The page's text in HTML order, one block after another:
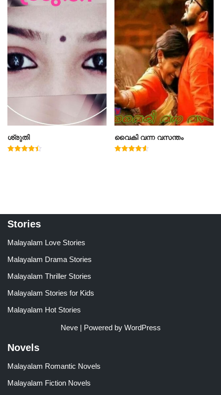
ശ്രുതി വൈകി വന്ന വസന്തം
Stories
Malayalam Love Stories
Malayalam Drama Stories
Malayalam Thriller Stories
Malayalam Stories for Kids
Malayalam Hot Stories
Neve| Powered by WordPress
Novels
Malayalam Romantic Novels
Malayalam Fiction Novels